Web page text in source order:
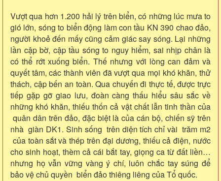
Vượt qua hơn 1.200 hải lý trên biển, có những lúc mưa to
gió lớn, sóng to biển động làm con tầu KN 390 chao đảo,
người khoẻ đến mấy cũng cảm giác say sóng. Lại những
lần cập bờ, cập tầu sóng to nguy hiểm, sai nhịp chân là
có thể rớt xuống biển. Thế nhưng với lòng can đảm và
quyết tâm, các thành viên đã vượt qua mọi khó khăn, thử
thách, cập bến an toàn. Qua chuyến đi thực tế, được trực
tiếp gặp gỡ giao lưu, đoàn càng thấu hiểu sâu sắc về
những khó khăn, thiếu thốn cả vật chất lẫn tinh thần của
quân dân trên đảo, đặc biệt là của cán bộ, chiến sỹ trên
nhà giàn DK1. Sinh sống trên diện tích chỉ vài trăm m2
của toàn sắt và thép trên đại dương, thiếu cả điện, nước
cho sinh hoạt, thèm cả cái bắt tay, giọng ca từ đất liền…
nhưng họ vẫn vững vàng ý chí, luôn chắc tay súng để
bảo vệ chủ quyền biển đảo thiêng liêng của Tổ quốc.